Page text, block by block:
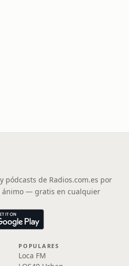
pódcasts de Radios.com.es por
ánimo — gratis en cualquier
POPULARES
Loca FM